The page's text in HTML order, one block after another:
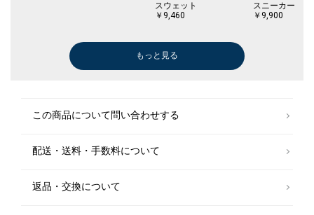
スウェット
￥9,460
スニーカー
￥9,900
ブーツ/ブーティー
スリッポン/ローファー
シャツ
もっと見る
この商品について問い合わせする
配送・送料・手数料について
返品・交換について